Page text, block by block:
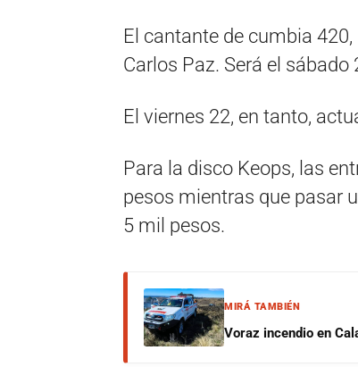
El cantante de cumbia
Carlos Paz. Será el
El viernes 22, en tanto,
Para la disco Keops, las
pesos mientras que pasar
5 mil pesos.
MIRÁ TAMBIÉN
Voraz incendio en